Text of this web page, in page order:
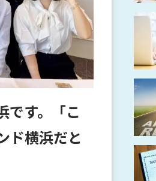
です。「こ
ド横浜だと